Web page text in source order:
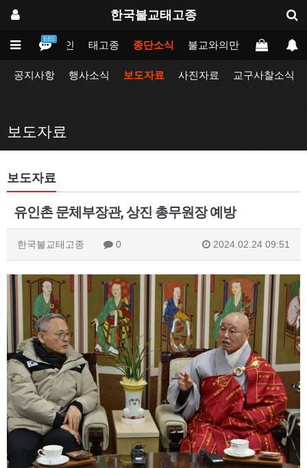
한국불교태고종
BBS
메인 태고종 종단소식 불교와의만남 업무포털
공지사항 행사소식 보도자료 사진자료 교구사찰소식
보도자료
보도자료
유인촌 문체부장관, 상진 총무원장 예방
한국불교태고종 0 2024.02.24 09:51